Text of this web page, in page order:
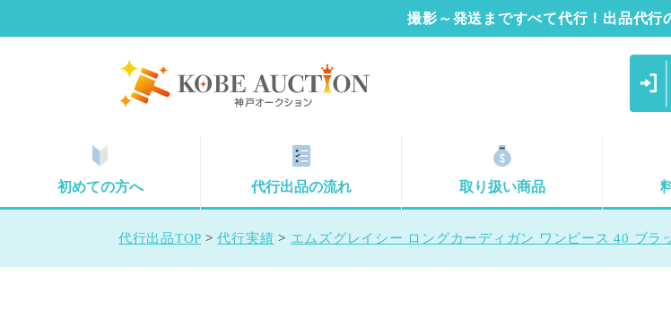
撮影～発送まですべて代行！出品代行
初めての方へ 代行出品の流れ 取り扱い商品
代行出品TOP >代行実績 > エムズグレイシー ロングカーディガン ワンピース 40 ブラ